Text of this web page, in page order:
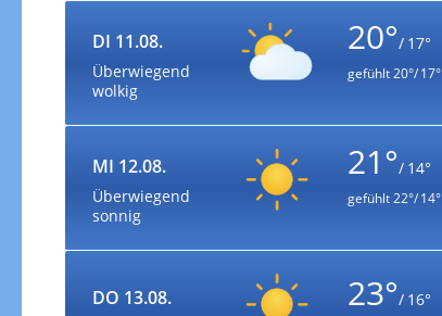
DI 11.08.
Überwiegend
wolkig
20°/ 17°
gefühlt20°/ 17°
MI 12.08.
Überwiegend
sonnig
21°/ 14°
gefühlt22°/ 14°
DO 13.08. 23°/ 16°